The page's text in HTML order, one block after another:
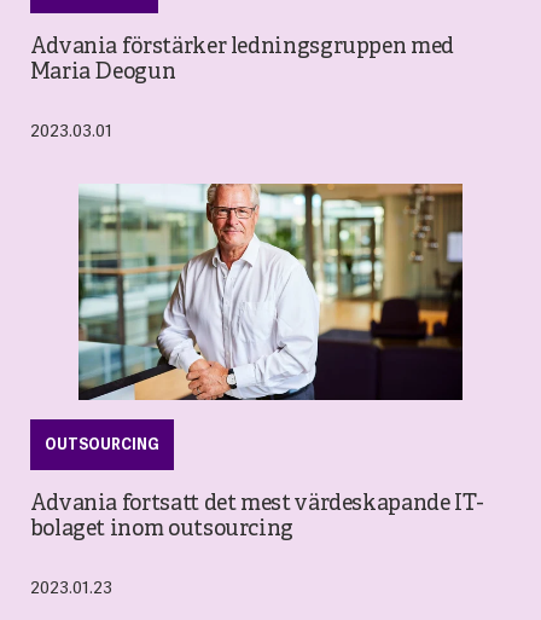
Advania förstärker ledningsgruppen med
Maria Deogun
2023.03.01
OUTSOURCING
Advania fortsatt det mest värdeskapande IT-
bolaget inom outsourcing
2023.01.23